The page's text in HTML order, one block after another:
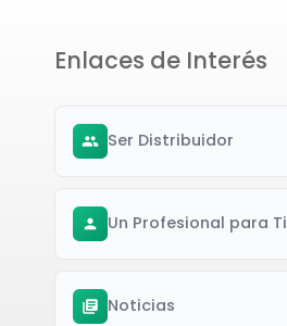
Enlaces de Interés
Ser Distribuidor
Un Profesional para Ti
Noticias